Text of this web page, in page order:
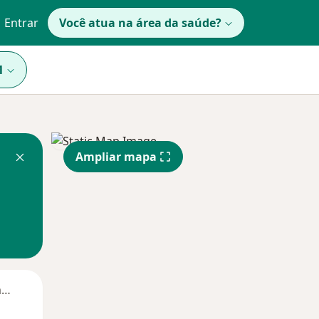
Entrar Você atua na área da saúde?
Segunda-feira
Ampliar mapa